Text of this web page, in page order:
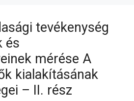
tevékenység
és
mérése A
kialakításának
– II. rész